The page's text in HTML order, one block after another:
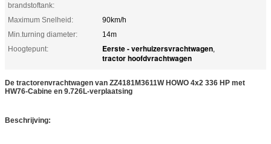
brandstoftank:
Maximum Snelheid:
90km/h
Min.turning diameter:
14m
Hoogtepunt:
Eerste - verhuizersvrachtwagen,
tractor hoofdvrachtwagen
De tractorenvrachtwagen van ZZ4181M3611W HOWO 4x2 336 HP met
HW76-Cabine en 9.726L-verplaatsing
Beschrijving: